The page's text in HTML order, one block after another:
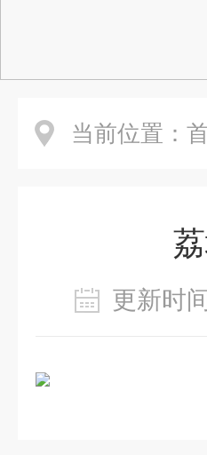
当前位置：
更新